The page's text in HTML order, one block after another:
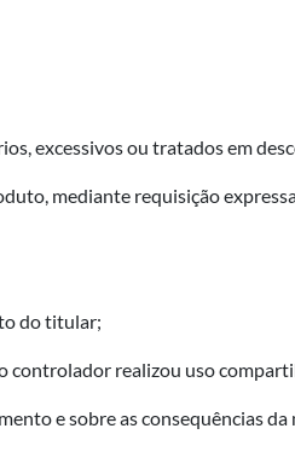
excessivos ou tratados em
mediante requisição
do titular;
controlador realizou uso
e sobre as consequências da